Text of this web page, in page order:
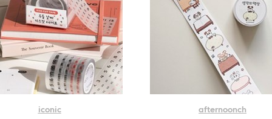
iconic
afternoonch